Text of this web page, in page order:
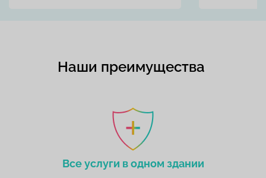
Наши преимущества
Все услуги в одном здании